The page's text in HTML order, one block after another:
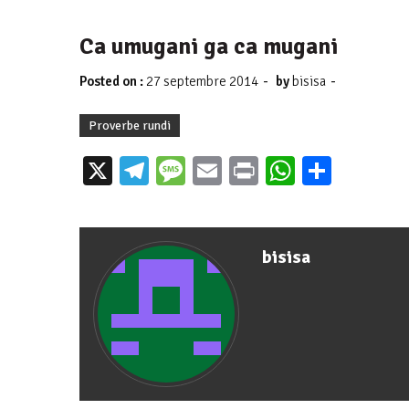
Ca umugani ga ca mugani
Posted on : 27 septembre 2014 - by bisisa -
Proverbe rundi
X Telegram
Message
EmailPrintWhatsApp
bisisa